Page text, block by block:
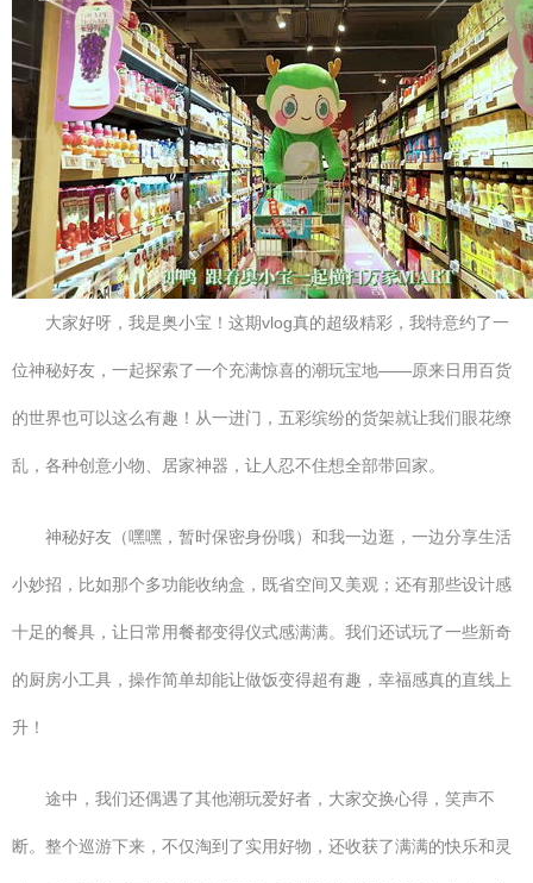
大家好呀，我是奥小宝！这期vlog真的超级精彩，我特意约了一
位神秘好友，一起探索了一个充满惊喜的潮玩宝地——原来日用百货
的世界也可以这么有趣！从一进门，五彩缤纷的货架就让我们眼花缭
乱，各种创意小物、居家神器，让人忍不住想全部带回家。
神秘好友（嘿嘿，暂时保密身份哦）和我一边逛，一边分享生活
小妙招，比如那个多功能收纳盒，既省空间又美观；还有那些设计感
十足的餐具，让日常用餐都变得仪式感满满。我们还试玩了一些新奇
的厨房小工具，操作简单却能让做饭变得超有趣，幸福感真的直线上
升！
途中，我们还偶遇了其他潮玩爱好者，大家交换心得，笑声不
断。整个巡游下来，不仅淘到了实用好物，还收获了满满的快乐和灵